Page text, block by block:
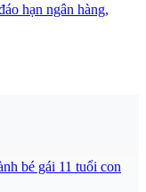
hạn ngân hàng,
bé gái 11 tuổi con